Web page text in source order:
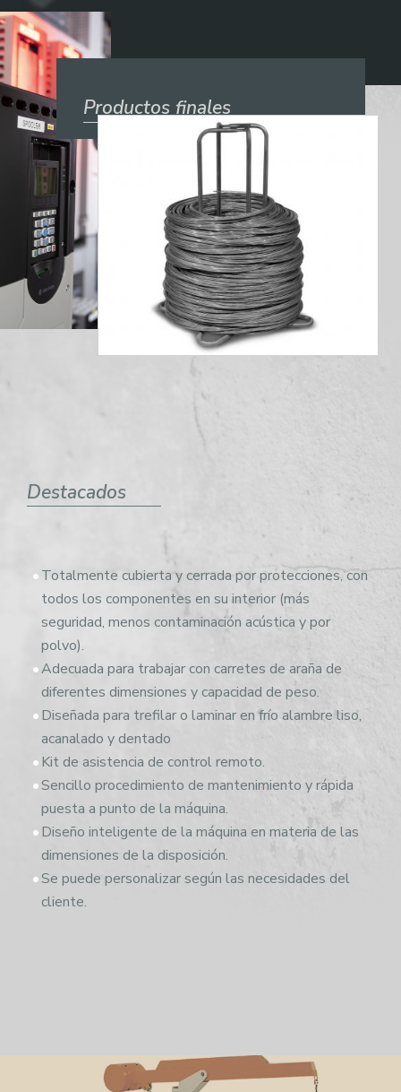
Productos finales
Destacados
Totalmente cubierta y cerrada por protecciones, con
todos los componentes en su interior (más
seguridad, menos contaminación acústica y por
polvo).
Adecuada para trabajar con carretes de araña de
diferentes dimensiones y capacidad de peso.
Diseñada para trefilar o laminar en frío alambre liso,
acanalado y dentado
Kit de asistencia de control remoto.
Sencillo procedimiento de mantenimiento y rápida
puesta a punto de la máquina.
Diseño inteligente de la máquina en materia de las
dimensiones de la disposición.
Se puede personalizar según las necesidades del
cliente.